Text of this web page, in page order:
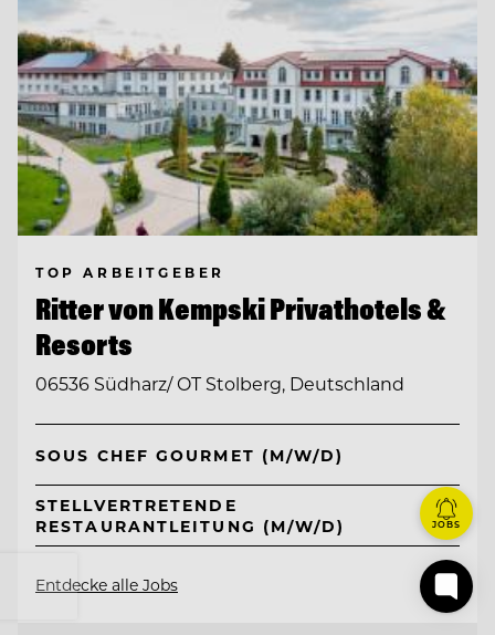
TOP ARBEITGEBER
Ritter von Kempski Privathotels &
Resorts
06536 Südharz/ OT Stolberg, Deutschland
SOUS CHEF GOURMET (M/W/D)
STELLVERTRETENDE
RESTAURANTLEITUNG (M/W/D)
Entdecke alle Jobs
JOBS